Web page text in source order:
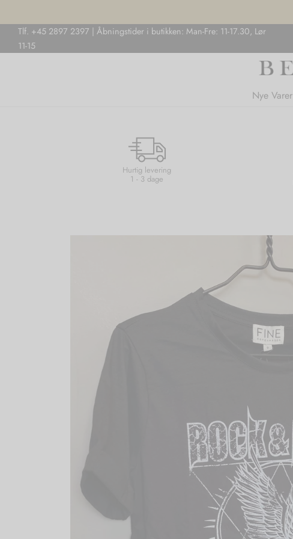
Tlf. +45 2897 2397 | Åbningstider i butikken: Man-Fre: 11-17.30, Lør
11-15
Nye Varer
Hurtig levering
1 - 3 dage